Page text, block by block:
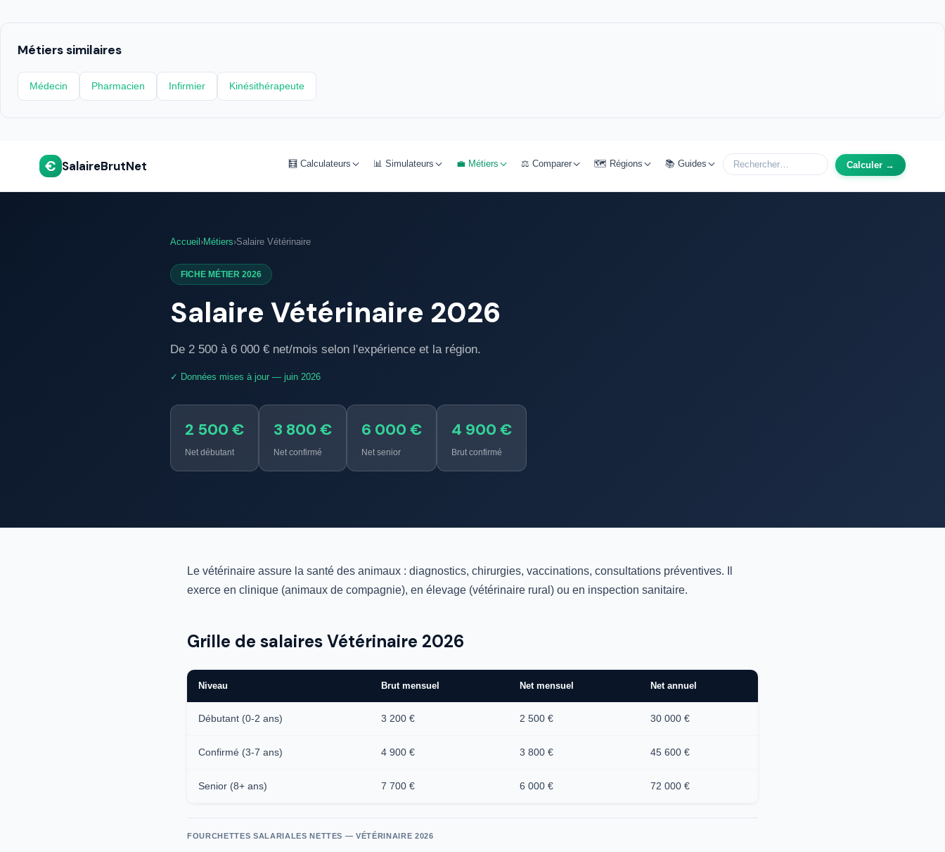
Métiers similaires
Médecin Pharmacien Infirmier Kinésithérapeute
€ SalaireBrutNet 🧮 Calculateurs 📊 Simulateurs 💼 Métiers ⚖️ Comparer 🗺️ Régions 📚 Guides Calculer →
Accueil ›Métiers›Salaire Vétérinaire
FICHE MÉTIER 2026
Salaire Vétérinaire 2026
De 2 500 à 6 000 € net/mois selon l'expérience et la région.
✓ Données mises à jour — juin 2026
2 500 €
Net débutant
3 800 €
Net confirmé
6 000 €
Net senior
4 900 €
Brut confirmé
Le vétérinaire assure la santé des animaux : diagnostics, chirurgies, vaccinations, consultations préventives. Il
exerce en clinique (animaux de compagnie), en élevage (vétérinaire rural) ou en inspection sanitaire.
Grille de salaires Vétérinaire 2026
Niveau Brut mensuel Net mensuel Net annuel
Débutant (0-2 ans) 3 200 € 2 500 € 30 000 €
Confirmé (3-7 ans) 4 900 € 3 800 € 45 600 €
Senior (8+ ans) 7 700 € 6 000 € 72 000 €
FOURCHETTES SALARIALES NETTES — VÉTÉRINAIRE 2026